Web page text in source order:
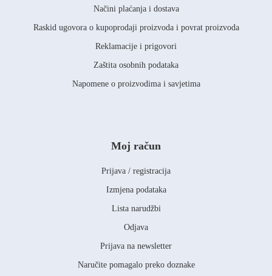
Načini plaćanja i dostava
Raskid ugovora o kupoprodaji proizvoda i povrat proizvoda
Reklamacije i prigovori
Zaštita osobnih podataka
Napomene o proizvodima i savjetima
Moj račun
Prijava / registracija
Izmjena podataka
Lista narudžbi
Odjava
Prijava na newsletter
Naručite pomagalo preko doznake